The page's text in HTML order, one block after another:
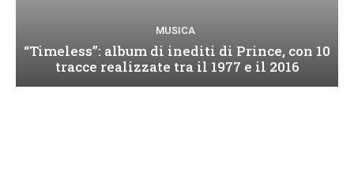
MUSICA
“Timeless”: album di inediti di Prince, con 10
tracce realizzate tra il 1977 e il 2016